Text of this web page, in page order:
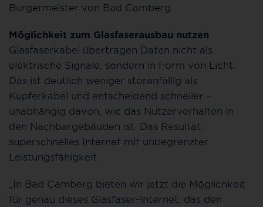
Bürgermeister von Bad Camberg.
Möglichkeit zum Glasfaserausbau nutzen
Glasfaserkabel übertragen Daten nicht als
elektrische Signale, sondern in Form von Licht.
Das ist deutlich weniger störanfällig als
Kupferkabel und entscheidend schneller –
unabhängig davon, wie das Nutzerverhalten in
den Nachbargebäuden ist. Das Resultat:
superschnelles Internet mit unbegrenzter
Leistungsfähigkeit.
„In Bad Camberg bieten wir jetzt die Möglichkeit
für genau dieses Glasfaser-Internet, das den